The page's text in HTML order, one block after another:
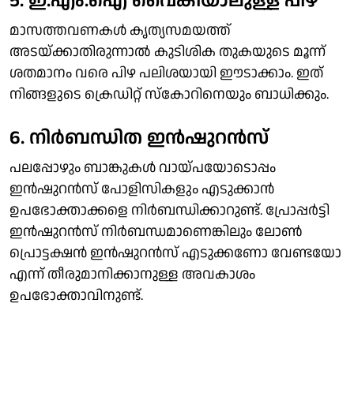
മാസത്തവണകള്‍ കൃത്യസമയത്ത്
അടയ്ക്കാതിരുന്നാല്‍ കുടിശിക തുകയുടെ മൂന്ന്
ശതമാനം വരെ പിഴ പലിശയായി ഈടാക്കാം. ഇത്
നിങ്ങളുടെ ക്രെഡിറ്റ് സ്‌കോറിനെയും ബാധിക്കും.
6. നിര്‍ബന്ധിത ഇന്‍ഷുറന്‍സ്
പലപ്പോഴും ബാങ്കുകള്‍ വായ്പയോടൊപ്പം
ഇന്‍ഷുറന്‍സ് പോളിസികളും എടുക്കാന്‍
ഉപഭോക്താക്കളെ നിര്‍ബന്ധിക്കാറുണ്ട്. പ്രോപ്പര്‍ട്ടി
ഇന്‍ഷുറന്‍സ് നിര്‍ബന്ധമാണെങ്കിലും ലോണ്‍
പ്രൊട്ടക്ഷന്‍ ഇന്‍ഷുറന്‍സ് എടുക്കണോ വേണ്ടയോ
എന്ന് തീരുമാനിക്കാനുള്ള അവകാശം
ഉപഭോക്താവിനുണ്ട്.